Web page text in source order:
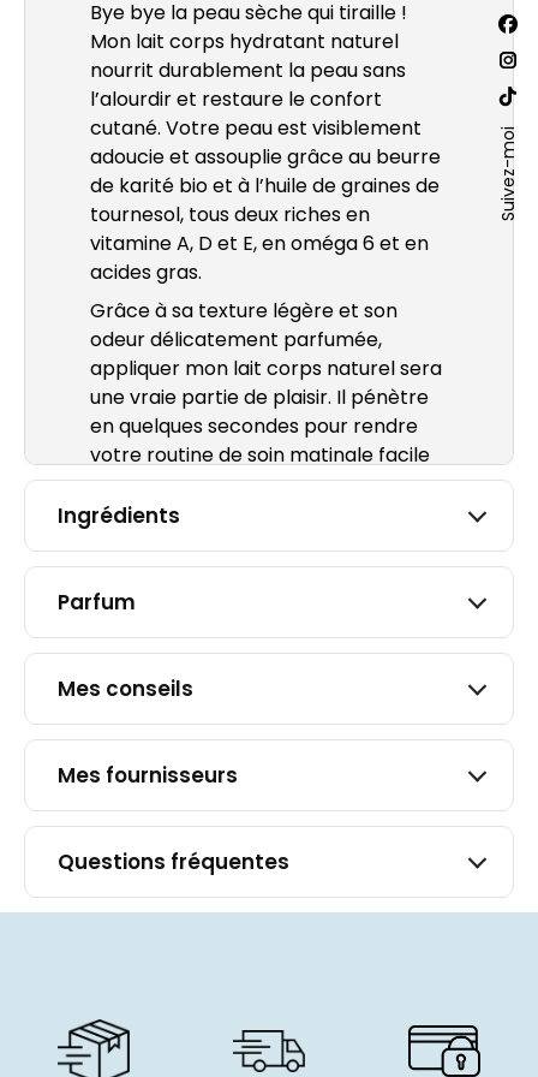
Bye bye la peau sèche qui tiraille !
Mon lait corps hydratant naturel
nourrit durablement la peau sans
l’alourdir et restaure le confort
cutané. Votre peau est visiblement
adoucie et assouplie grâce au beurre
de karité bio et à l’huile de graines de
tournesol, tous deux riches en
vitamine A, D et E, en oméga 6 et en
acides gras.
Grâce à sa texture légère et son
odeur délicatement parfumée,
appliquer mon lait corps naturel sera
une vraie partie de plaisir. Il pénètre
en quelques secondes pour rendre
votre routine de soin matinale facile
et pratique. Vous serez fan de son fini
velouté enveloppant.
Profitez désormais d’une peau
Comment l’utiliser ?
suffisent pour tout le corps : la
texture fluide se répartit
éclair. Massez en mouvements
amples des chevilles vers le haut
pour stimuler la circulation.
Disponible en format de 250ml, mon
chacun des flacons. Oui, oui, j’aime
faire les choses en grand for you !
Ingrédients
Parfum
Mes conseils
Mes fournisseurs
Questions fréquentes
Suivez-moi
sur :
La
une
La
La
Site